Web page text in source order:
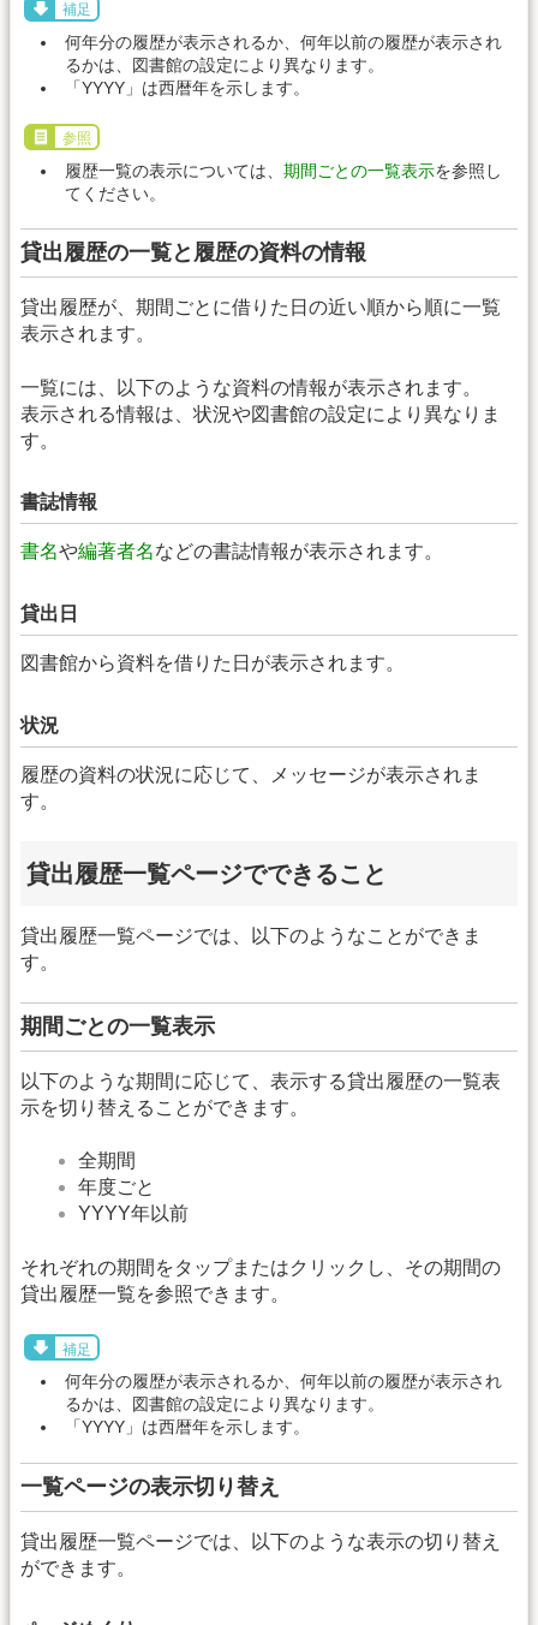
補足
何年分の履歴が表示されるか、何年以前の履歴が表示され
るかは、図書館の設定により異なります。
「YYYY」は西暦年を示します。
参照
履歴一覧の表示については、 期間ごとの一覧表示を参照し
てください。
貸出履歴の一覧と履歴の資料の情報
貸出履歴が、期間ごとに借りた日の近い順から順に一覧
表示されます。
一覧には、以下のような資料の情報が表示されます。
表示される情報は、状況や図書館の設定により異なりま
す。
書誌情報
書名や編著者名などの書誌情報が表示されます。
貸出日
図書館から資料を借りた日が表示されます。
状況
履歴の資料の状況に応じて、メッセージが表示されま
す。
貸出履歴一覧ページでできること
貸出履歴一覧ページでは、以下のようなことができま
す。
期間ごとの一覧表示
以下のような期間に応じて、表示する貸出履歴の一覧表
示を切り替えることができます。
全期間
年度ごと
YYYY年以前
それぞれの期間をタップまたはクリックし、その期間の
貸出履歴一覧を参照できます。
補足
何年分の履歴が表示されるか、何年以前の履歴が表示され
るかは、図書館の設定により異なります。
「YYYY」は西暦年を示します。
一覧ページの表示切り替え
貸出履歴一覧ページでは、以下のような表示の切り替え
ができます。